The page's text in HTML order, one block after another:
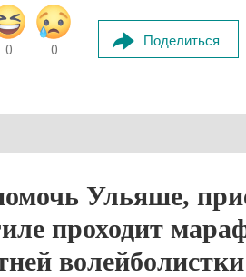
0 0
Поделиться
Ульяше,
проходит
волейболистки